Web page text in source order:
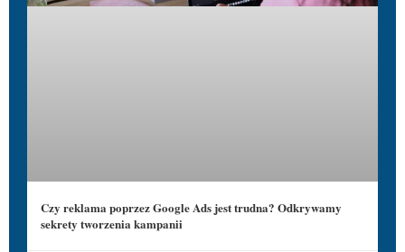
Czy reklama poprzez Google Ads jest trudna? Odkrywamy
sekrety tworzenia kampanii